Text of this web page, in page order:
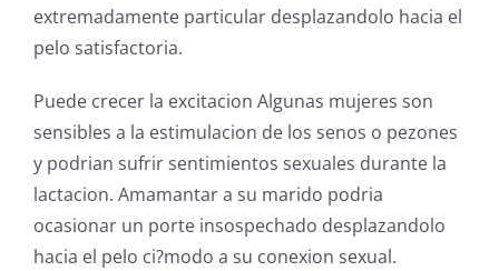
extremadamente particular desplazandolo hacia el
pelo satisfactoria.
Puede crecer la excitacion Algunas mujeres son
sensibles a la estimulacion de los senos o pezones
y podrian sufrir sentimientos sexuales durante la
lactacion. Amamantar a su marido podria
ocasionar un porte insospechado desplazandolo
hacia el pelo ci?modo a su conexion sexual.